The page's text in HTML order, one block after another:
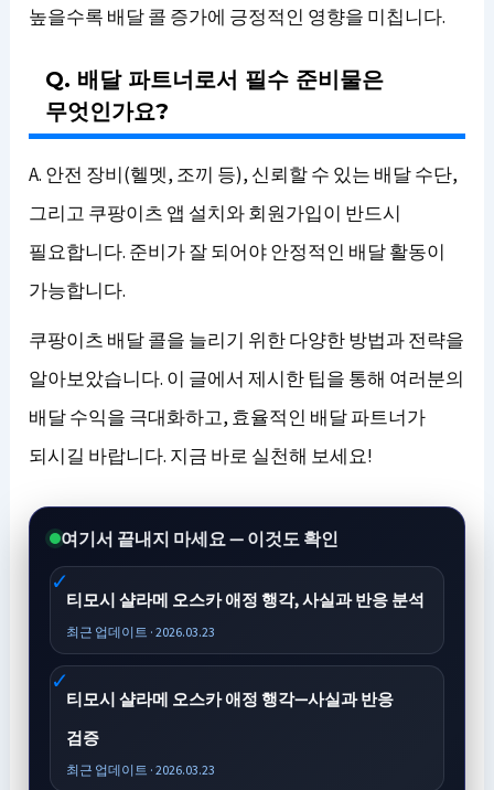
높을수록 배달 콜 증가에 긍정적인 영향을 미칩니다.
Q. 배달 파트너로서 필수 준비물은
무엇인가요?
A. 안전 장비(헬멧, 조끼 등), 신뢰할 수 있는 배달 수단,
그리고 쿠팡이츠 앱 설치와 회원가입이 반드시
필요합니다. 준비가 잘 되어야 안정적인 배달 활동이
가능합니다.
쿠팡이츠 배달 콜을 늘리기 위한 다양한 방법과 전략을
알아보았습니다. 이 글에서 제시한 팁을 통해 여러분의
배달 수익을 극대화하고, 효율적인 배달 파트너가
되시길 바랍니다. 지금 바로 실천해 보세요!
여기서 끝내지 마세요 — 이것도 확인
티모시 샬라메 오스카 애정 행각, 사실과 반응 분석
최근 업데이트 · 2026.03.23
티모시 샬라메 오스카 애정 행각—사실과 반응
검증
최근 업데이트 · 2026.03.23